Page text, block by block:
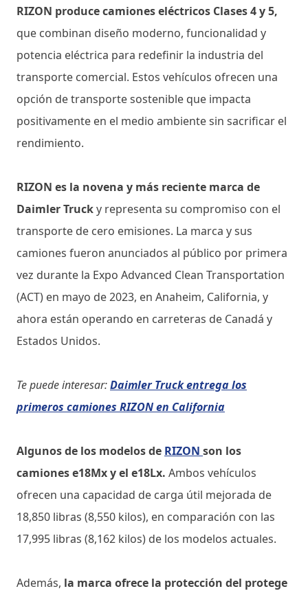
RIZON produce camiones eléctricos Clases 4 y 5,
que combinan diseño moderno, funcionalidad y
potencia eléctrica para redefinir la industria del
transporte comercial. Estos vehículos ofrecen una
opción de transporte sostenible que impacta
positivamente en el medio ambiente sin sacrificar el
rendimiento.
RIZON es la novena y más reciente marca de
Daimler Trucky representa su compromiso con el
transporte de cero emisiones. La marca y sus
camiones fueron anunciados al público por primera
vez durante la Expo Advanced Clean Transportation
(ACT) en mayo de 2023, en Anaheim, California, y
ahora están operando en carreteras de Canadá y
Estados Unidos.
Te puede interesar:Daimler Truck entrega los
primeros camiones RIZON en California
Algunos de los modelos de RIZON son los
camiones e18Mx y el e18Lx. Ambos vehículos
ofrecen una capacidad de carga útil mejorada de
18,850 libras (8,550 kilos), en comparación con las
17,995 libras (8,162 kilos) de los modelos actuales.
Además, la marca ofrece la protección del protege